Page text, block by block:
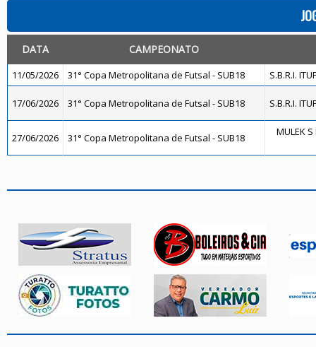
DATA CAMPEONATO
11/05/2026 31° Copa Metropolitana de Futsal - SUB18 S.B.R.I.
17/06/2026 31° Copa Metropolitana de Futsal - SUB18 S.B.R.I.
27/06/2026 31° Copa Metropolitana de Futsal - SUB18 MULEK S